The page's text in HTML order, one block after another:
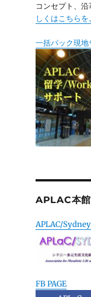
コンセプト、沿
しくはこちらを。
一括パック現地
APLAC本
APLAC/
FB PAGE